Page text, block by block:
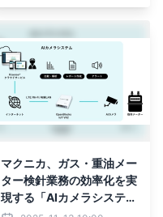
マクニカ、ガス・重油メー
ター検針業務の効率化を実
現する「AIカメラシステ
ム」の販売を開始